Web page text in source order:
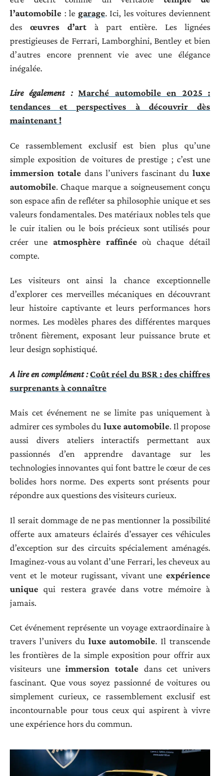
l’automobile : le garage. Ici, les voitures deviennent
des œuvres d’artà part entière. Les lignées
prestigieuses de Ferrari, Lamborghini, Bentley et bien
d’autres encore prennent vie avec une élégance
inégalée.
Lire également : Marché automobile en 2025 :
tendances et perspectives à découvrir dès
maintenant !
Ce rassemblement exclusif est bien plus qu’une
simple exposition de voitures de prestige ; c’est une
immersion totale dans l’univers fascinant du luxe
automobile. Chaque marque a soigneusement conçu
son espace afin de refléter sa philosophie unique et ses
valeurs fondamentales. Des matériaux nobles tels que
le cuir italien ou le bois précieux sont utilisés pour
créer une atmosphère raffinéeoù chaque détail
compte.
Les visiteurs ont ainsi la chance exceptionnelle
d’explorer ces merveilles mécaniques en découvrant
leur histoire captivante et leurs performances hors
normes. Les modèles phares des différentes marques
trônent fièrement, exposant leur puissance brute et
leur design sophistiqué.
A lire en complément :Coût réel du BSR : des chiffres
surprenants à connaître
Mais cet événement ne se limite pas uniquement à
admirer ces symboles du luxe automobile. Il propose
aussi divers ateliers interactifs permettant aux
passionnés d’en apprendre davantage sur les
technologies innovantes qui font battre le cœur de ces
bolides hors norme. Des experts sont présents pour
répondre aux questions des visiteurs curieux.
Il serait dommage de ne pas mentionner la possibilité
offerte aux amateurs éclairés d’essayer ces véhicules
d’exception sur des circuits spécialement aménagés.
Imaginez-vous au volant d’une Ferrari, les cheveux au
vent et le moteur rugissant, vivant une expérience
unique qui restera gravée dans votre mémoire à
jamais.
Cet événement représente un voyage extraordinaire à
travers l’univers du luxe automobile. Il transcende
les frontières de la simple exposition pour offrir aux
visiteurs uneimmersion totale dans cet univers
fascinant. Que vous soyez passionné de voitures ou
simplement curieux, ce rassemblement exclusif est
incontournable pour tous ceux qui aspirent à vivre
une expérience hors du commun.